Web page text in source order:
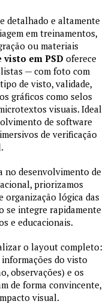
detalhado e altamente
em treinamentos,
ou materiais
em PSD oferece
— com foto com
de visto, validade,
gráficos como selos
visuais. Ideal
de software
de verificação
no desenvolvimento de
priorizamos
organização lógica das
se integre rapidamente
e educacionais.
o layout completo:
informações do visto
observações) e os
de forma convincente,
visual.